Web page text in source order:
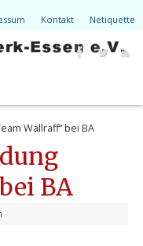
Kontakt Netiquette
Wallraff“ bei BA
BA